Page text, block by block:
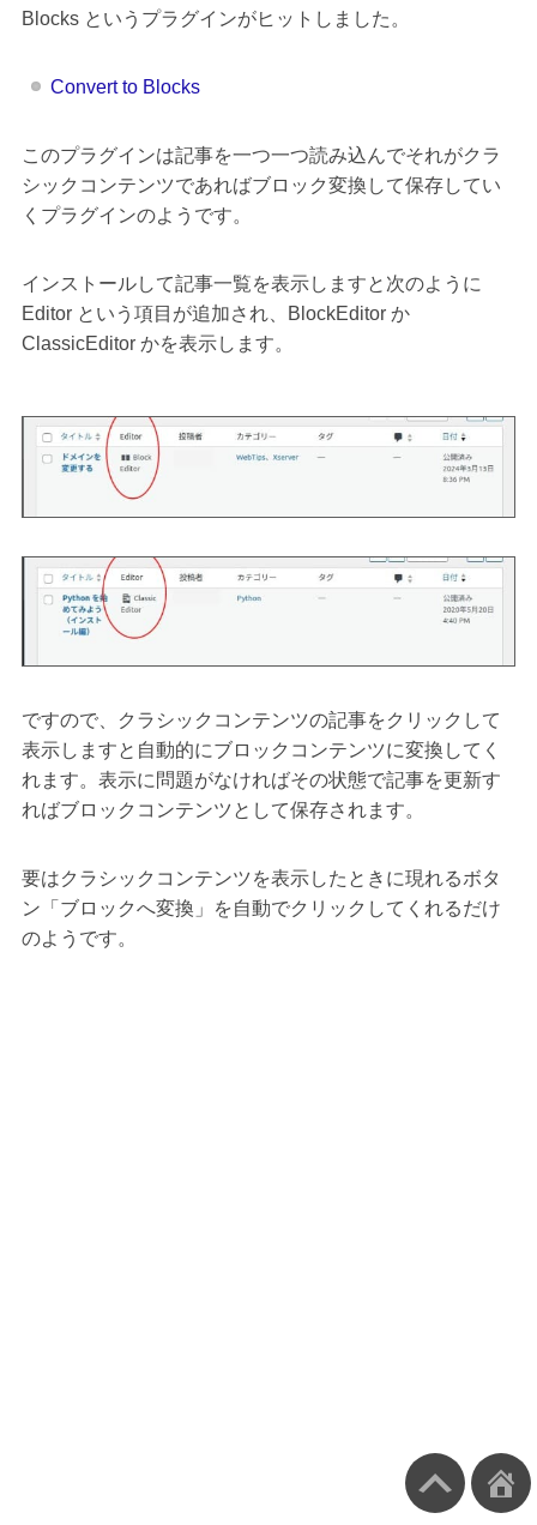
Blocks というプラグインがヒットしました。
Convert to Blocks
このプラグインは記事を一つ一つ読み込んでそれがクラ
シックコンテンツであればブロック変換して保存してい
くプラグインのようです。
インストールして記事一覧を表示しますと次のように
Editor という項目が追加され、BlockEditor か
ClassicEditor かを表示します。
ですので、クラシックコンテンツの記事をクリックして
表示しますと自動的にブロックコンテンツに変換してく
れます。表示に問題がなければその状態で記事を更新す
ればブロックコンテンツとして保存されます。
要はクラシックコンテンツを表示したときに現れるボタ
ン「ブロックへ変換」を自動でクリックしてくれるだけ
のようです。